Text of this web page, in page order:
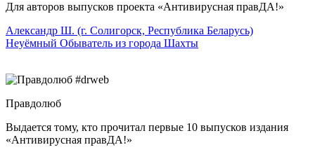
Для авторов выпусков проекта «Антивирусная правДА!»
Александр Ш. (г. Солигорск, Республика Беларусь)
Неуёмный Обыватель из города Шахты
Правдолюб
Выдается тому, кто прочитал первые 10 выпусков издания
«Антивирусная правДА!»